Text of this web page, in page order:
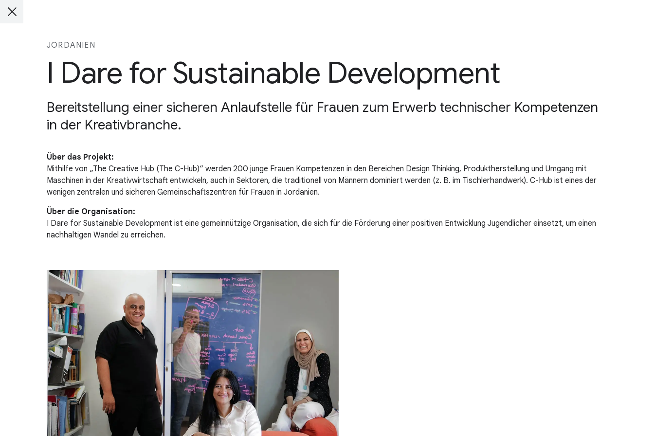
JORDANIEN
I Dare for Sustainable Development
Bereitstellung einer sicheren Anlaufstelle für Frauen zum Erwerb technischer Kompetenzen
in der Kreativbranche.
Über das Projekt:
Mithilfe von „The Creative Hub (The C-Hub)“ werden 200 junge Frauen Kompetenzen in den Bereichen Design Thinking, Produktherstellung und Umgang mit
Maschinen in der Kreativwirtschaft entwickeln, auch in Sektoren, die traditionell von Männern dominiert werden (z. B. im Tischlerhandwerk). C-Hub ist eines der
wenigen zentralen und sicheren Gemeinschaftszentren für Frauen in Jordanien.
Über die Organisation:
I Dare for Sustainable Development ist eine gemeinnützige Organisation, die sich für die Förderung einer positiven Entwicklung Jugendlicher einsetzt, um einen
nachhaltigen Wandel zu erreichen.